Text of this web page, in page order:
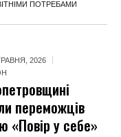
ПОТРЕБАМИ
2026
переможців
«Повір у себе»